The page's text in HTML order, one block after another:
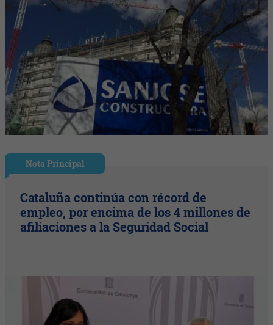
Nota Principal
Cataluña continúa con récord de
empleo, por encima de los 4 millones de
afiliaciones a la Seguridad Social